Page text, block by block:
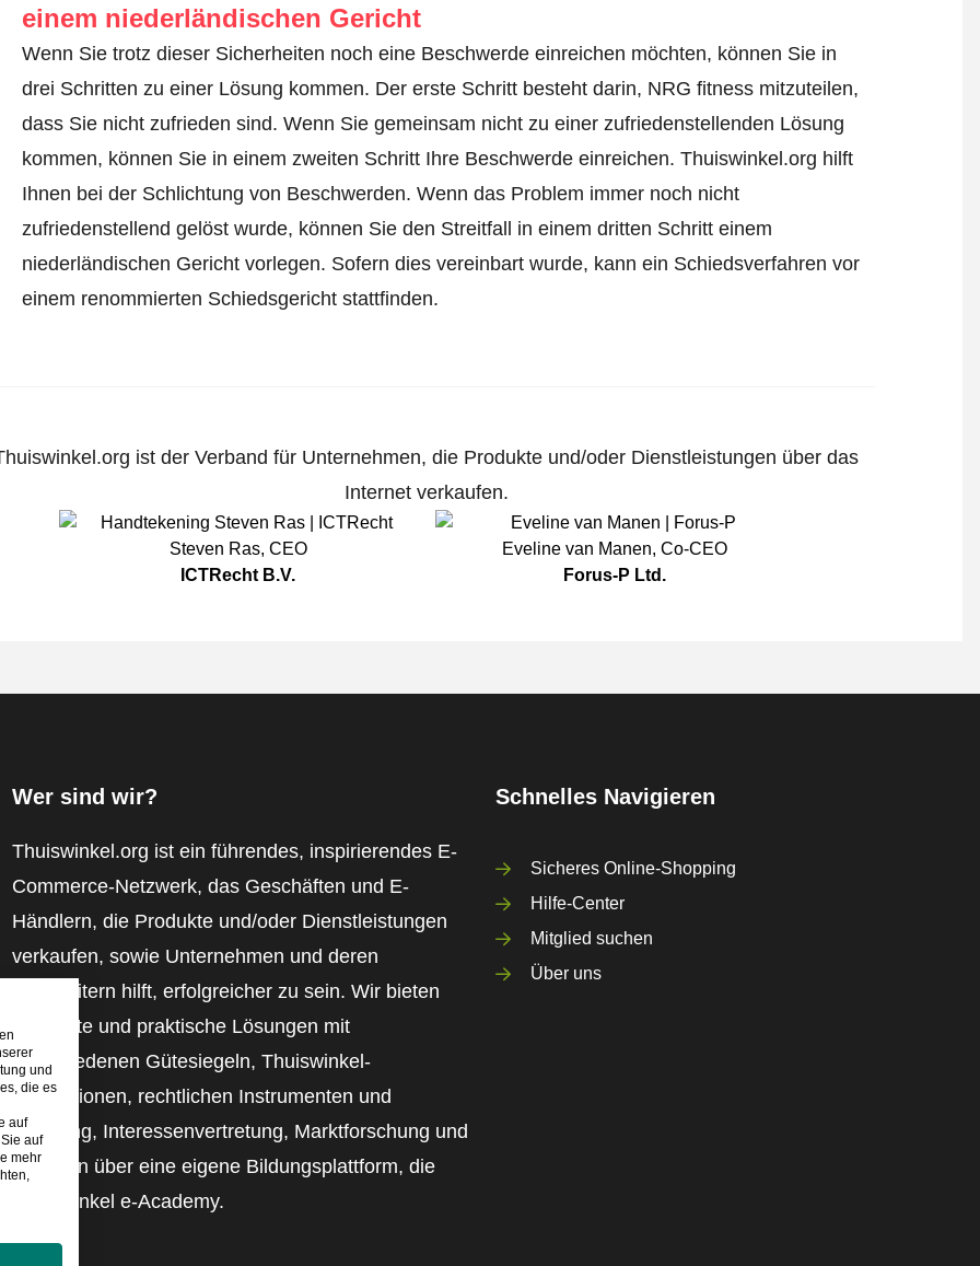
einem niederländischen Gericht
Wenn Sie trotz dieser Sicherheiten noch eine Beschwerde einreichen möchten, können Sie in
drei Schritten zu einer Lösung kommen. Der erste Schritt besteht darin, NRG fitness mitzuteilen,
dass Sie nicht zufrieden sind. Wenn Sie gemeinsam nicht zu einer zufriedenstellenden Lösung
kommen, können Sie in einem zweiten Schritt Ihre Beschwerde einreichen. Thuiswinkel.org hilft
Ihnen bei der Schlichtung von Beschwerden. Wenn das Problem immer noch nicht
zufriedenstellend gelöst wurde, können Sie den Streitfall in einem dritten Schritt einem
niederländischen Gericht vorlegen. Sofern dies vereinbart wurde, kann ein Schiedsverfahren vor
einem renommierten Schiedsgericht stattfinden.
ist der Verband für Unternehmen, die Produkte und/oder Dienstleistungen über das
Internet verkaufen.
Steven Ras, CEO
ICTRecht B.V.
Eveline van Manen, Co-CEO
Forus-P Ltd.
Wer sind wir?
Thuiswinkel.org ist ein führendes, inspirierendes E-
Commerce-Netzwerk, das Geschäften und E-
Händlern, die Produkte und/oder Dienstleistungen
verkaufen, sowie Unternehmen und deren
Mitarbeitern hilft, erfolgreicher zu sein. Wir bieten
relevante und praktische Lösungen mit
verschiedenen Gütesiegeln, Thuiswinkel-
Rezensionen, rechtlichen Instrumenten und
Beratung, Interessenvertretung, Marktforschung und
verfügen über eine eigene Bildungsplattform, die
Thuiswinkel e-Academy.
Schnelles Navigieren
Sicheres Online-Shopping
Hilfe-Center
Mitglied suchen
Über uns
und
die es
auf
auf
mehr